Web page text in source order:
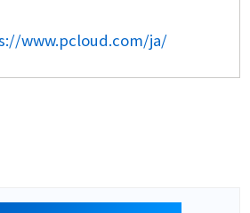
www.pcloud.com/ja/